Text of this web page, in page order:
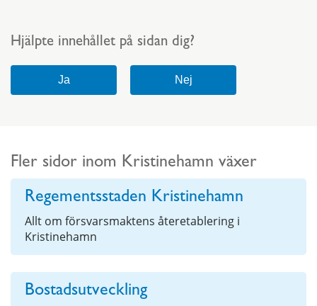
Hjälpte innehållet på sidan dig?
Fler sidor inom Kristinehamn växer
Regementsstaden Kristinehamn
Allt om försvarsmaktens återetablering i
Kristinehamn
Bostadsutveckling